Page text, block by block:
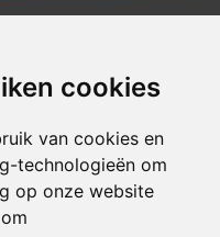
cookies
van cookies en
technologieën om
op onze website